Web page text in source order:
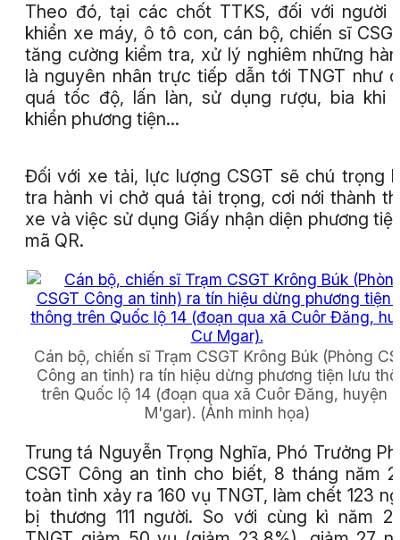
Theo đó, tại các chốt TTKS, đối với người
khiển xe máy, ô tô con, cán bộ, chiến sĩ
tăng cường kiểm tra, xử lý nghiêm những
là nguyên nhân trực tiếp dẫn tới TNGT như
quá tốc độ, lấn làn, sử dụng rượu, bia khi
khiển phương tiện...
Đối với xe tải, lực lượng CSGT sẽ chú trọng
tra hành vi chở quá tải trọng, cơi nới thành
xe và việc sử dụng Giấy nhận diện phương
mã QR.
Cán bộ, chiến sĩ Trạm CSGT Krông Búk (Phòng
Công an tỉnh) ra tín hiệu dừng phương tiện lưu
trên Quốc lộ 14 (đoạn qua xã Cuôr Đăng, huyện
M'gar). (Ảnh minh họa)
Trung tá Nguyễn Trọng Nghĩa, Phó Trưởng
CSGT Công an tỉnh cho biết, 8 tháng năm
toàn tỉnh xảy ra 160 vụ TNGT, làm chết 123
bị thương 111 người. So với cùng kì năm